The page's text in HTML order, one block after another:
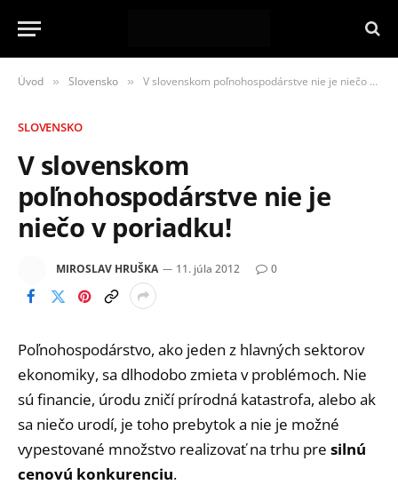
Úvod » Slovensko » V slovenskom poľnohospodárstve nie je niečo v poriadku!
SLOVENSKO
V slovenskom
poľnohospodárstve nie je
niečo v poriadku!
MIROSLAV HRUŠKA 11. júla 2012 0
Poľnohospodárstvo, ako jeden z hlavných sektorov
ekonomiky, sa dlhodobo zmieta v problémoch. Nie
sú financie, úrodu zničí prírodná katastrofa, alebo ak
sa niečo urodí, je toho prebytok a nie je možné
vypestované množstvo realizovať na trhu pre silnú
cenovú konkurenciu.